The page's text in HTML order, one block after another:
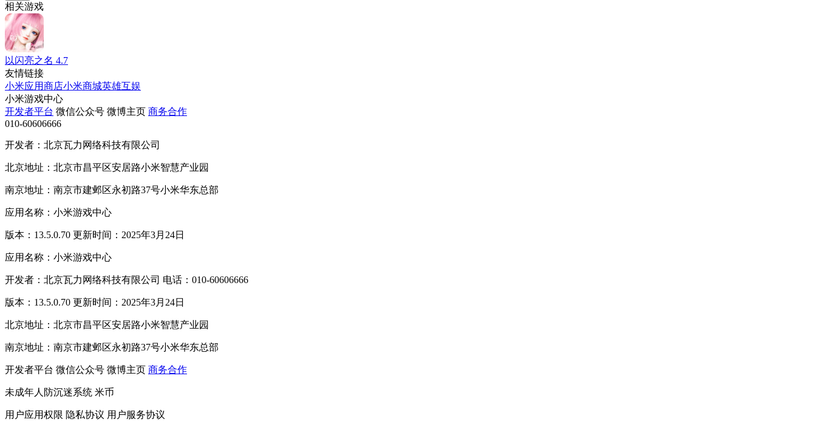
相关游戏
以闪亮之名 4.7
友情链接
小米应用商店小米商城英雄互娱
小米游戏中心
开发者平台 微信公众号 微博主页 商务合作
010-60606666
开发者：北京瓦力网络科技有限公司
北京地址：北京市昌平区安居路小米智慧产业园
南京地址：南京市建邺区永初路37号小米华东总部
应用名称：小米游戏中心
版本：13.5.0.70 更新时间：2025年3月24日
应用名称：小米游戏中心
开发者：北京瓦力网络科技有限公司 电话：010-60606666
版本：13.5.0.70 更新时间：2025年3月24日
北京地址：北京市昌平区安居路小米智慧产业园
南京地址：南京市建邺区永初路37号小米华东总部
开发者平台 微信公众号 微博主页 商务合作
未成年人防沉迷系统 米币
用户应用权限 隐私协议 用户服务协议